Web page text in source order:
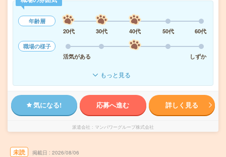
年齢層
20代
30代 40代 50代
60代
職場の様子
活気がある
しずか
もっと見る
気になる! 応募へ進む 詳しく見る
派遣会社 マンパワーグループ株式会社
未読 掲載日 2026/08/06